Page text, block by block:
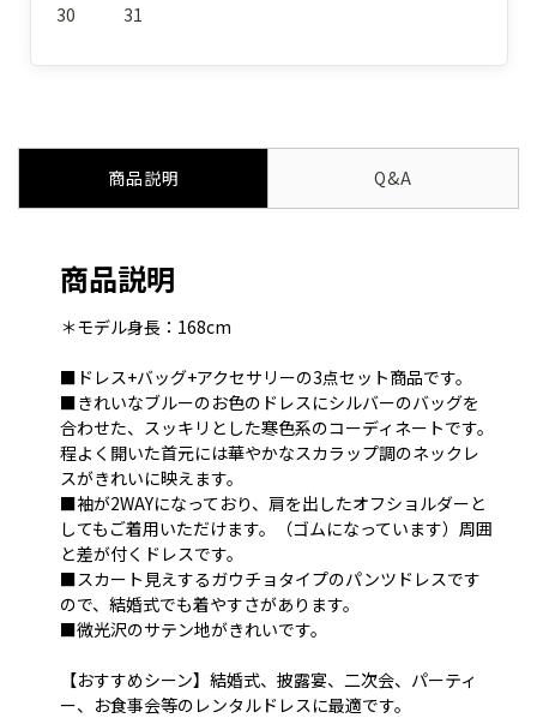
30 31
商品説明 Q&A
商品説明
＊モデル身長：168cm
■ドレス+バッグ+アクセサリーの3点セット商品です。
■きれいなブルーのお色のドレスにシルバーのバッグを
合わせた、スッキリとした寒色系のコーディネートです。
程よく開いた首元には華やかなスカラップ調のネックレ
スがきれいに映えます。
■袖が2WAYになっており、肩を出したオフショルダーと
してもご着用いただけます。（ゴムになっています）周囲
と差が付くドレスです。
■スカート見えするガウチョタイプのパンツドレスです
ので、結婚式でも着やすさがあります。
■微光沢のサテン地がきれいです。
【おすすめシーン】結婚式、披露宴、二次会、パーティ
ー、お食事会等のレンタルドレスに最適です。